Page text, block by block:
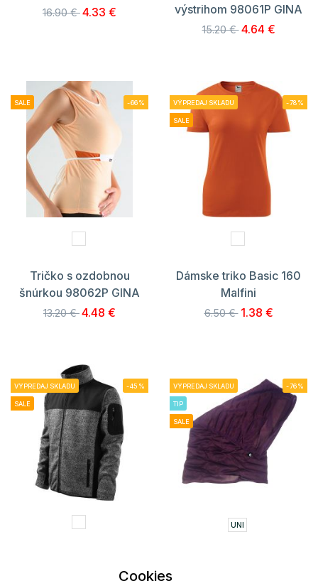
16.90 €4.33 €
výstrihom 98061P GINA
15.20 € 4.64 €
SALE -66%
Tričko s ozdobnou
šnúrkou 98062P GINA
13.20 €4.48 €
VÝPREDAJ SKLADU
SALE
-78%
Dámske triko Basic 160
Malfini
6.50 € 1.38 €
VÝPREDAJ SKLADU
SALE
-45% VÝPREDAJ SKLADU
TIP
SALE
-76%
UNI
Cookies